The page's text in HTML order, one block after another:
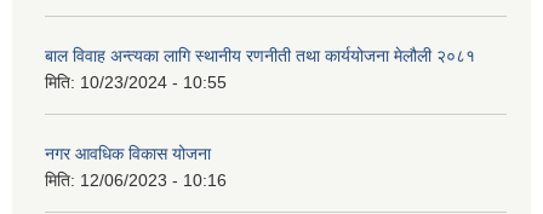
बाल विवाह अन्त्यका लागि स्थानीय रणनीती तथा कार्ययोजना मेलौली २०८१
मिति: 10/23/2024 - 10:55
नगर आवधिक विकास योजना
मिति: 12/06/2023 - 10:16